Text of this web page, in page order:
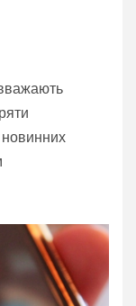
новинних